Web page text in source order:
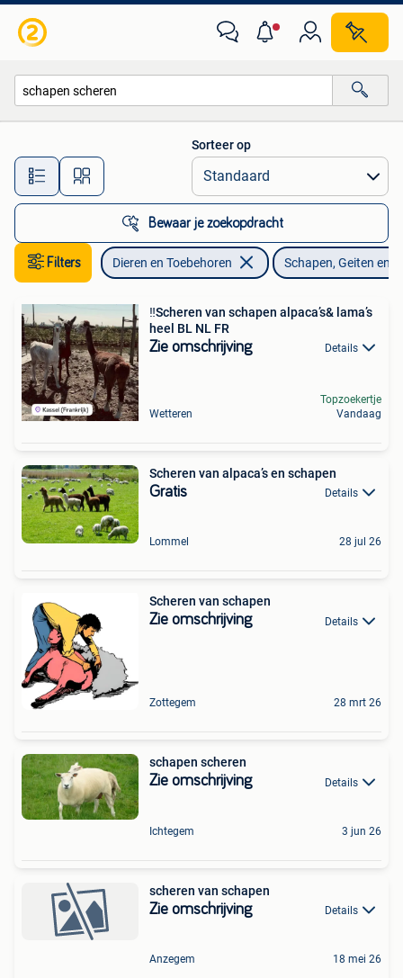
Alle afstanden…
Sorteer op
Bewaar je zoekopdracht
Filters Dieren en Toebehoren Schapen, Geiten en
‼️Scheren van schapen alpaca’s& lama’s
heel BL NL FR
Zie omschrijving Details
Wetteren
Topzoekertje
Vandaag
Scheren van alpaca’s en schapen
Gratis Details
Lommel 28 jul 26
Scheren van schapen
Zie omschrijving Details
Zottegem 28 mrt 26
schapen scheren
Zie omschrijving Details
Ichtegem 3 jun 26
scheren van schapen
Zie omschrijving Details
Anzegem 18 mei 26